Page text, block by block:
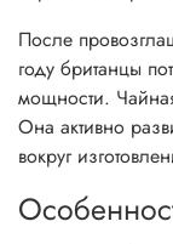
После
году британцы
мощности.
Она активно
вокруг